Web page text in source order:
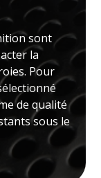
sont
la
Pour
de qualité
sous le